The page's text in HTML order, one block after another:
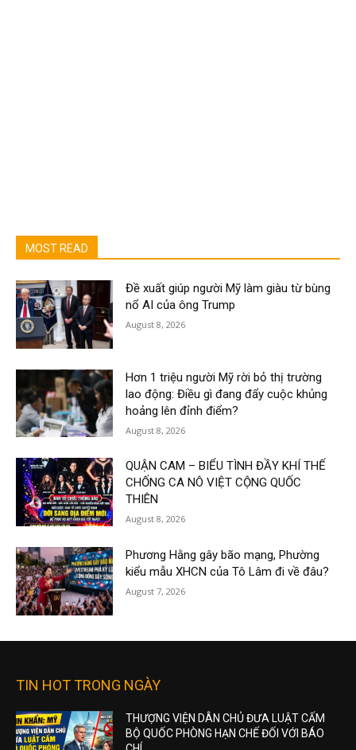
MOST READ
Đề xuất giúp người Mỹ làm giàu từ bùng
nổ AI của ông Trump
August 8, 2026
Hơn 1 triệu người Mỹ rời bỏ thị trường
lao động: Điều gì đang đẩy cuộc khủng
hoảng lên đỉnh điểm?
August 8, 2026
QUẬN CAM – BIỂU TÌNH ĐẦY KHÍ THẾ
CHỐNG CA NÔ VIỆT CỘNG QUỐC
THIÊN
August 8, 2026
Phương Hằng gây bão mạng, Phường
kiểu mẫu XHCN của Tô Lâm đi về đâu?
August 7, 2026
TIN HOT TRONG NGÀY
THƯỢNG VIỆN DÂN CHỦ ĐƯA LUẬT CẤM
BỘ QUỐC PHÒNG HẠN CHẾ ĐỐI VỚI BÁO